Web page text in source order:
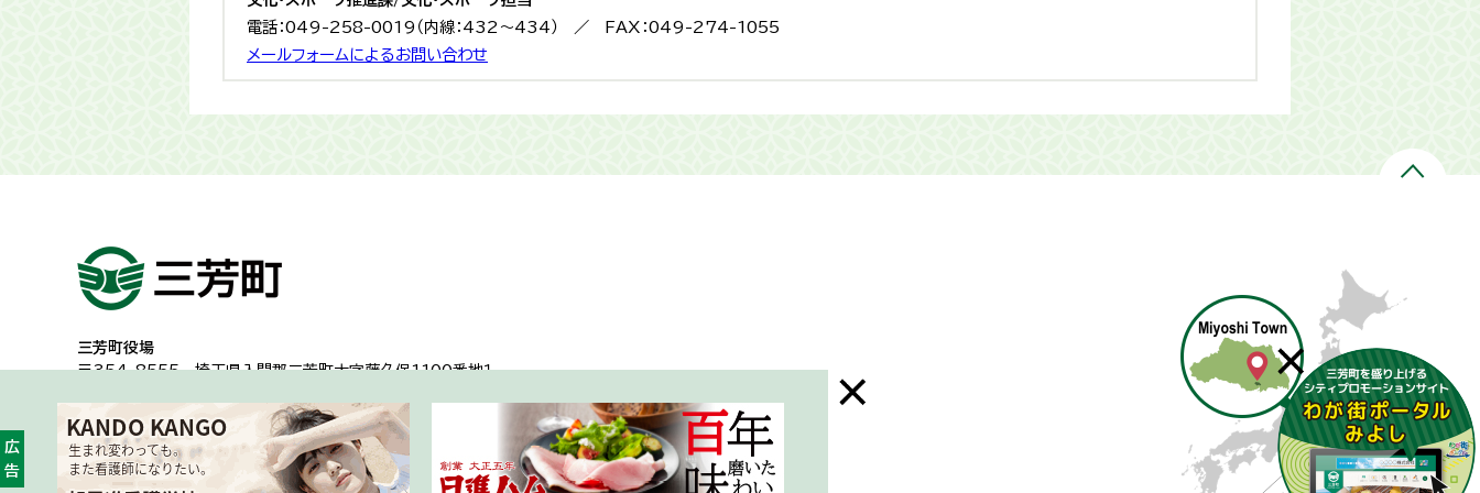
電話：049-258-0019（内線：432〜434） ／ FAX：049-274-1055
メールフォームによるお問い合わせ
三芳町役場
〒354-8555埼玉県入間郡三芳町大字藤久保1100番地１
一般的な業務時間8時30分から17時15分（土日祝日及び年末年始はお休み）
開庁時間・アクセス 各課への問い合わせ 三芳町ホームページ
広告